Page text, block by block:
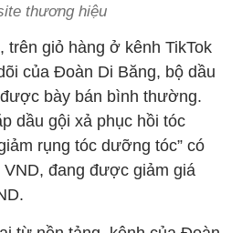
thương hiệu
trên giỏ hàng ở kênh TikTok
của Đoàn Di Băng, bộ dầu
bày bán bình thường.
dầu gội xả phục hồi tóc
rụng tóc dưỡng tóc” có
đang được giảm giá